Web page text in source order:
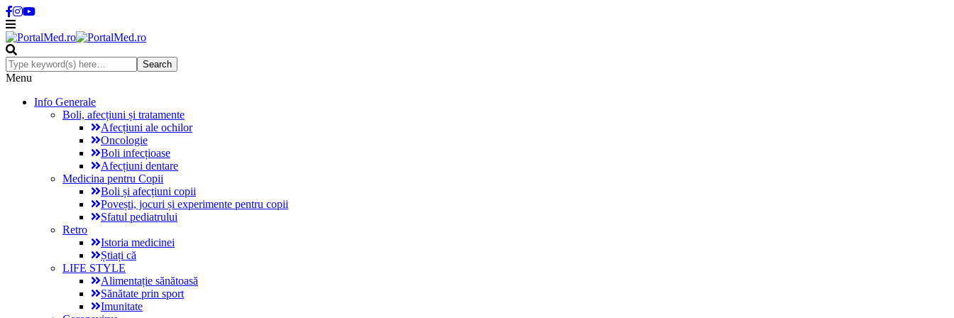
Menu
Info Generale
Boli, afecțiuni și tratamente
Afecțiuni ale ochilor
Oncologie
Boli infecțioase
Afecțiuni dentare
Medicina pentru Copii
Boli și afecțiuni copii
Povești, jocuri și experimente pentru copii
Sfatul pediatrului
Retro
Istoria medicinei
Știați că
LIFE STYLE
Alimentație sănătoasă
Sănătate prin sport
Imunitate